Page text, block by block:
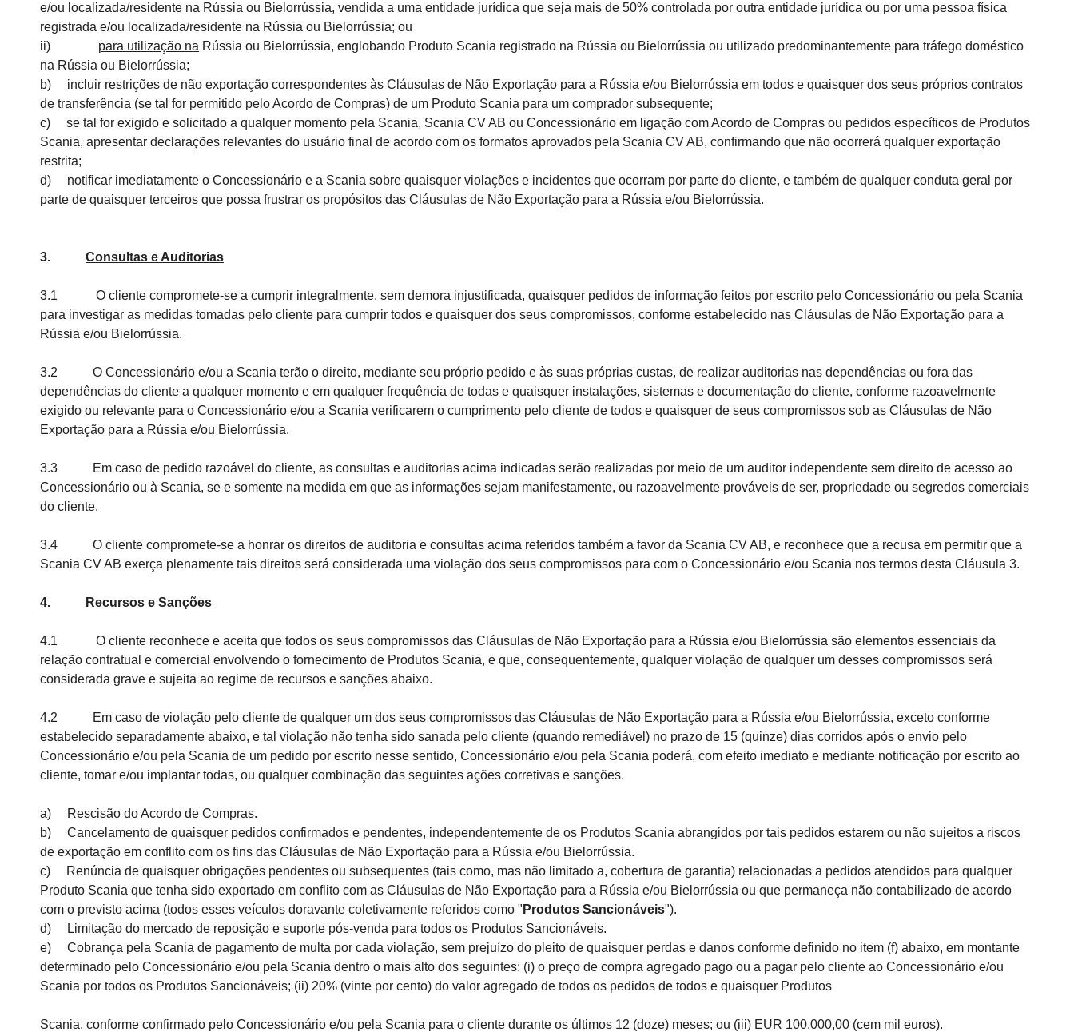
e/ou localizada/residente na Rússia ou Bielorrússia, vendida a uma entidade jurídica que seja mais de 50% controlada por outra entidade jurídica ou por uma pessoa física
registrada e/ou localizada/residente na Rússia ou Bielorrússia; ou
ii) para utilização na Rússia ou Bielorrússia, englobando Produto Scania registrado na Rússia ou Bielorrússia ou utilizado predominantemente para tráfego doméstico
na Rússia ou Bielorrússia;
b) incluir restrições de não exportação correspondentes às Cláusulas de Não Exportação para a Rússia e/ou Bielorrússia em todos e quaisquer dos seus próprios contratos
de transferência (se tal for permitido pelo Acordo de Compras) de um Produto Scania para um comprador subsequente;
c) se tal for exigido e solicitado a qualquer momento pela Scania, Scania CV AB ou Concessionário em ligação com Acordo de Compras ou pedidos específicos de Produtos
Scania, apresentar declarações relevantes do usuário final de acordo com os formatos aprovados pela Scania CV AB, confirmando que não ocorrerá qualquer exportação
restrita;
d) notificar imediatamente o Concessionário e a Scania sobre quaisquer violações e incidentes que ocorram por parte do cliente, e também de qualquer conduta geral por
parte de quaisquer terceiros que possa frustrar os propósitos das Cláusulas de Não Exportação para a Rússia e/ou Bielorrússia.
3. Consultas e Auditorias
3.1 O cliente compromete-se a cumprir integralmente, sem demora injustificada, quaisquer pedidos de informação feitos por escrito pelo Concessionário ou pela Scania
para investigar as medidas tomadas pelo cliente para cumprir todos e quaisquer dos seus compromissos, conforme estabelecido nas Cláusulas de Não Exportação para a
Rússia e/ou Bielorrússia.
3.2 O Concessionário e/ou a Scania terão o direito, mediante seu próprio pedido e às suas próprias custas, de realizar auditorias nas dependências ou fora das
dependências do cliente a qualquer momento e em qualquer frequência de todas e quaisquer instalações, sistemas e documentação do cliente, conforme razoavelmente
exigido ou relevante para o Concessionário e/ou a Scania verificarem o cumprimento pelo cliente de todos e quaisquer de seus compromissos sob as Cláusulas de Não
Exportação para a Rússia e/ou Bielorrússia.
3.3 Em caso de pedido razoável do cliente, as consultas e auditorias acima indicadas serão realizadas por meio de um auditor independente sem direito de acesso ao
Concessionário ou à Scania, se e somente na medida em que as informações sejam manifestamente, ou razoavelmente prováveis de ser, propriedade ou segredos comerciais
do cliente.
3.4 O cliente compromete-se a honrar os direitos de auditoria e consultas acima referidos também a favor da Scania CV AB, e reconhece que a recusa em permitir que a
Scania CV AB exerça plenamente tais direitos será considerada uma violação dos seus compromissos para com o Concessionário e/ou Scania nos termos desta Cláusula 3.
4. Recursos e Sanções
4.1 O cliente reconhece e aceita que todos os seus compromissos das Cláusulas de Não Exportação para a Rússia e/ou Bielorrússia são elementos essenciais da
relação contratual e comercial envolvendo o fornecimento de Produtos Scania, e que, consequentemente, qualquer violação de qualquer um desses compromissos será
considerada grave e sujeita ao regime de recursos e sanções abaixo.
4.2 Em caso de violação pelo cliente de qualquer um dos seus compromissos das Cláusulas de Não Exportação para a Rússia e/ou Bielorrússia, exceto conforme
estabelecido separadamente abaixo, e tal violação não tenha sido sanada pelo cliente (quando remediável) no prazo de 15 (quinze) dias corridos após o envio pelo
Concessionário e/ou pela Scania de um pedido por escrito nesse sentido, Concessionário e/ou pela Scania poderá, com efeito imediato e mediante notificação por escrito ao
cliente, tomar e/ou implantar todas, ou qualquer combinação das seguintes ações corretivas e sanções.
a) Rescisão do Acordo de Compras.
b) Cancelamento de quaisquer pedidos confirmados e pendentes, independentemente de os Produtos Scania abrangidos por tais pedidos estarem ou não sujeitos a riscos
de exportação em conflito com os fins das Cláusulas de Não Exportação para a Rússia e/ou Bielorrússia.
c) Renúncia de quaisquer obrigações pendentes ou subsequentes (tais como, mas não limitado a, cobertura de garantia) relacionadas a pedidos atendidos para qualquer
Produto Scania que tenha sido exportado em conflito com as Cláusulas de Não Exportação para a Rússia e/ou Bielorrússia ou que permaneça não contabilizado de acordo
com o previsto acima (todos esses veículos doravante coletivamente referidos como " Produtos Sancionáveis").
d) Limitação do mercado de reposição e suporte pós-venda para todos os Produtos Sancionáveis.
e) Cobrança pela Scania de pagamento de multa por cada violação, sem prejuízo do pleito de quaisquer perdas e danos conforme definido no item (f) abaixo, em montante
determinado pelo Concessionário e/ou pela Scania dentro o mais alto dos seguintes: (i) o preço de compra agregado pago ou a pagar pelo cliente ao Concessionário e/ou
Scania por todos os Produtos Sancionáveis; (ii) 20% (vinte por cento) do valor agregado de todos os pedidos de todos e quaisquer Produtos
Scania, conforme confirmado pelo Concessionário e/ou pela Scania para o cliente durante os últimos 12 (doze) meses; ou (iii) EUR 100.000,00 (cem mil euros).